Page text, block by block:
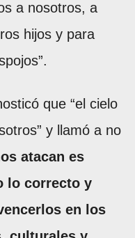
a nosotros, a
hijos y para
que “el cielo
y llamó a no
atacan es
lo correcto y
en los